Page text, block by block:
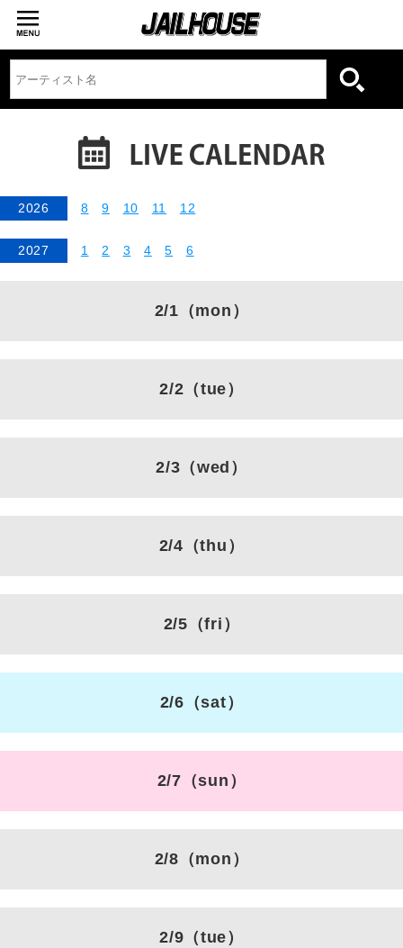
2026 8 9 10 11 12
2027 1 2 3 4 5 6
2/1 （mon）
2/2 （tue）
2/3 （wed）
2/4 （thu）
2/5 （fri）
2/6 （sat）
2/7 （sun）
2/8 （mon）
2/9 （tue）